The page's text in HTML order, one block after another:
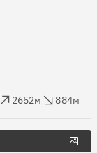
2652м
884м